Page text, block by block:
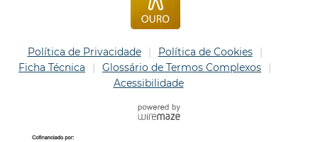
Política de Privacidade
Política de Cookies
Ficha Técnica
Glossário de Termos Complexos
Acessibilidade